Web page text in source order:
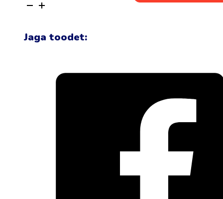
purgiavaja
Jaga toodet: